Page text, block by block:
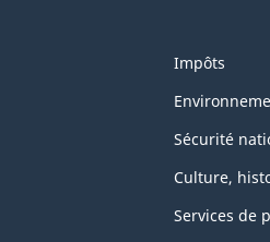
Impôts
Sécurité
Culture,
Services de